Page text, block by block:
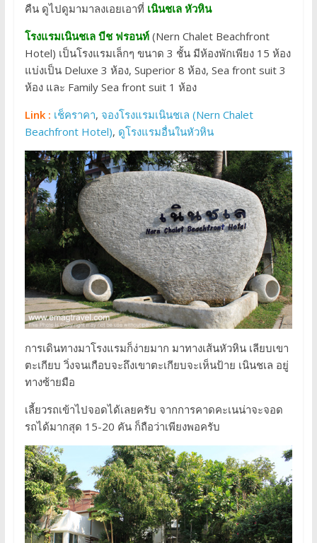
คืน ดูไปดูมามาลงเอยเอาที่ เนินชเล หัวหิน
โรงแรมเนินชเล บีช ฟรอนท์(Nern Chalet Beachfront
Hotel) เป็นโรงแรมเล็กๆ ขนาด 3 ชั้น มีห้องพักเพียง 15 ห้อง
แบ่งเป็น Deluxe 3 ห้อง, Superior 8 ห้อง, Sea front suit 3
ห้อง และ Family Sea front suit 1 ห้อง
Link : เช็คราคา, จองโรงแรมเนินชเล (Nern Chalet
Beachfront Hotel), ดูโรงแรมอื่นในหัวหิน
การเดินทางมาโรงแรมก็ง่ายมาก มาทางเส้นหัวหิน เลียบเขา
ตะเกียบ วิ่งจนเกือบจะถึงเขาตะเกียบจะเห็นป้าย เนินชเล อยู่
ทางซ้ายมือ
เลี้ยวรถเข้าไปจอดได้เลยครับ จากการคาดคะเนน่าจะจอด
รถได้มากสุด 15-20 คัน ก็ถือว่าเพียงพอครับ